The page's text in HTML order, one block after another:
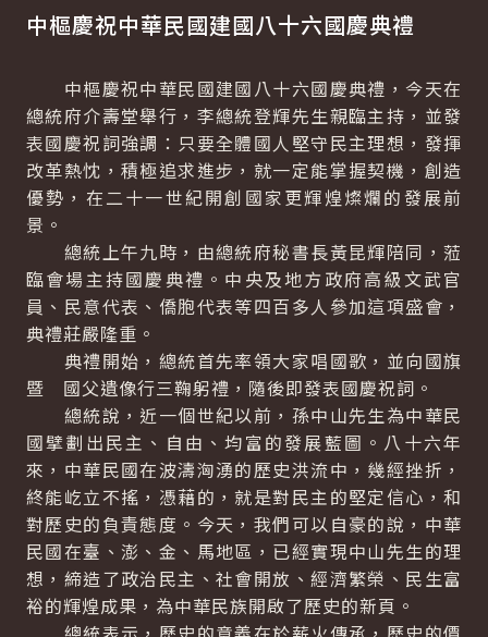
中樞慶祝中華民國建國八十六國慶典禮
中樞慶祝中華民國建國八十六國慶典禮，今天在
總統府介壽堂舉行，李總統登輝先生親臨主持，並發
表國慶祝詞強調：只要全體國人堅守民主理想，發揮
改革熱忱，積極追求進步，就一定能掌握契機，創造
優勢，在二十一世紀開創國家更輝煌燦爛的發展前
景。
總統上午九時，由總統府秘書長黃昆輝陪同，蒞
臨會場主持國慶典禮。中央及地方政府高級文武官
員、民意代表、僑胞代表等四百多人參加這項盛會，
典禮莊嚴隆重。
典禮開始，總統首先率領大家唱國歌，並向國旗
暨 國父遺像行三鞠躬禮，隨後即發表國慶祝詞。
總統說，近一個世紀以前，孫中山先生為中華民
國擘劃出民主、自由、均富的發展藍圖。八十六年
來，中華民國在波濤洶湧的歷史洪流中，幾經挫折，
終能屹立不搖，憑藉的，就是對民主的堅定信心，和
對歷史的負責態度。今天，我們可以自豪的說，中華
民國在臺、澎、金、馬地區，已經實現中山先生的理
想，締造了政治民主、社會開放、經濟繁榮、民生富
裕的輝煌成果，為中華民族開啟了歷史的新頁。